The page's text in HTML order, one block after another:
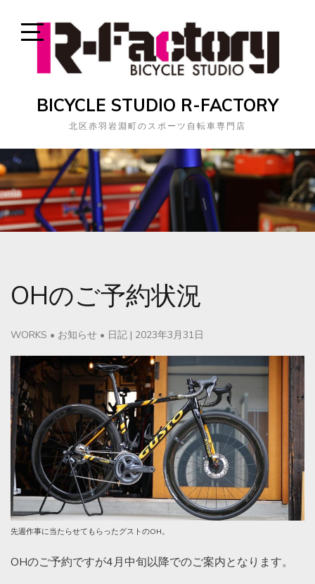
Open
Sidebar
BICYCLE STUDIO R-FACTORY
北区赤羽岩淵町のスポーツ自転車専門店
OHのご予約状況
WORKS • お知らせ • 日記 | 2023年3月31日
先週作事に当たらせてもらったグストのOH。
OHのご予約ですが4月中旬以降でのご案内となります。